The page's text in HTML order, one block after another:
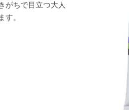
がちで目立つ大人
。